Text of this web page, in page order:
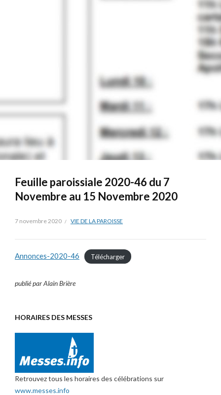
Feuille paroissiale 2020-46 du 7
Novembre au 15 Novembre 2020
7 novembre 2020 VIE DE LA PAROISSE
Annonces-2020-46 Télécharger
publié par Alain Brière
HORAIRES DES MESSES
Retrouvez tous les horaires des célébrations sur
www.messes.info